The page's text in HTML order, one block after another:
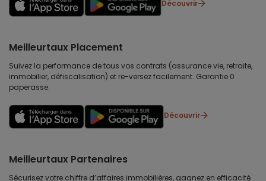
Découvrir
Meilleurtaux Placement
Suivez la performance de tous vos contrats (assurance vie, retraite,
immobilier, défiscalisation) et re-versez facilement. Garantie 0
paperasse.
Découvrir
Meilleurtaux Partenaires
Sécurisez votre chiffre d’affaires immobilières, gagnez en efficacité